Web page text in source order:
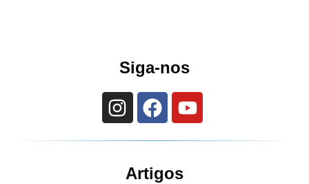
Siga-nos
Artigos